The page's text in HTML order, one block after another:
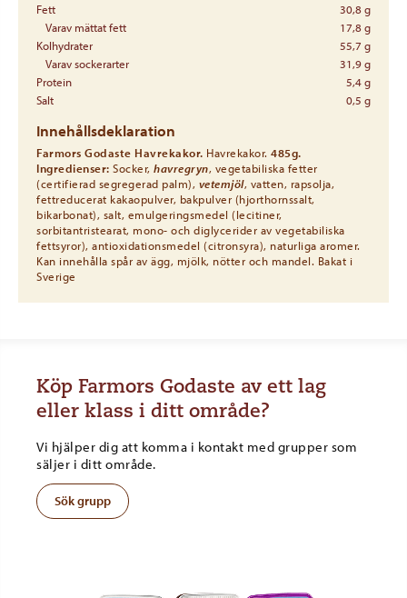
Fett
30,8 g
Varav mättat fett
17,8 g
Kolhydrater
55,7 g
Varav sockerarter
31,9 g
Protein
5,4 g
Salt
0,5 g
Innehållsdeklaration
Farmors Godaste Havrekakor. Havrekakor. 485g.
Ingredienser: Socker, havregryn, vegetabiliska fetter
(certifierad segregerad palm), vetemjöl, vatten, rapsolja,
fettreducerat kakaopulver, bakpulver (hjorthornssalt,
bikarbonat), salt, emulgeringsmedel (lecitiner,
sorbitantristearat, mono- och diglycerider av vegetabiliska
fettsyror), antioxidationsmedel (citronsyra), naturliga aromer.
Kan innehålla spår av ägg, mjölk, nötter och mandel. Bakat i
Sverige
Köp Farmors Godaste av ett lag
eller klass i ditt område?
Vi hjälper dig att komma i kontakt med grupper som
säljer i ditt område.
Sök grupp